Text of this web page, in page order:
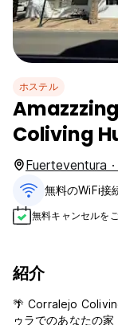
ホステル
Amazzzing
Coliving
Fuerteventura
無料のWiFi接
無料キャンセルを
紹介
🌴 Corralejo
ゥラでのあなたの家